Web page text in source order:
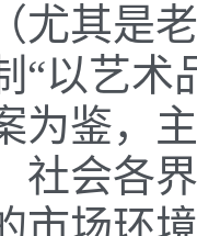
尤其是
“以艺术
为鉴，
社会各